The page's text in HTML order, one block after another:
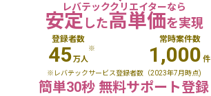
レバテッククリエイターなら
安定した高単価を実現
登録者数
45万人
※
常時案件数
1,000 件
※レバテックサービス登録者数（2023年7月時点)
簡単30秒 無料サポート登録